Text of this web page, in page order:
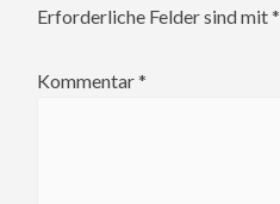
Erforderliche Felder sind mit*
Kommentar*